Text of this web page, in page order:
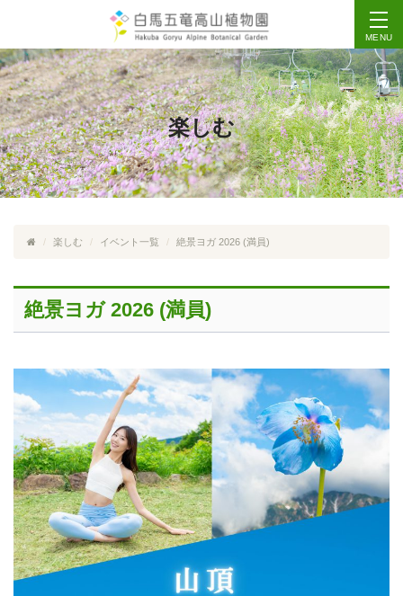
MENU
楽しむ
楽しむ イベント一覧 絶景ヨガ 2026 (満員)
絶景ヨガ 2026 (満員)